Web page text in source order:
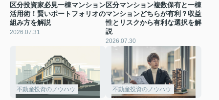
区分投資家必見一棟マンション
活用術！賢いポートフォリオの
組み方を解説
2026.07.31
区分マンション複数保有と一棟
マンションどちらが有利？収益
性とリスクから有利な選択を解
説
2026.07.30
不動産投資のノウハウ 不動産投資のノウハウ